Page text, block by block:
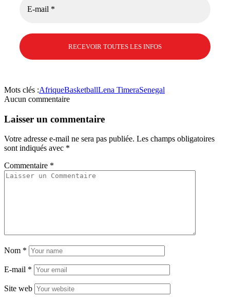
Mots clés :AfriqueBasketballLena TimeraSenegal
Aucun commentaire
Laisser un commentaire
Votre adresse e-mail ne sera pas publiée. Les champs obligatoires
sont indiqués avec *
Commentaire *
Nom *
E-mail *
Site web